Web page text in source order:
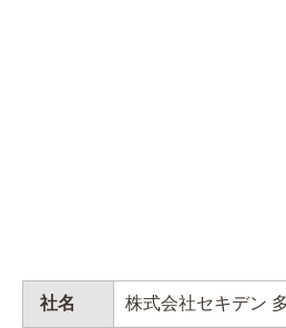
社名 株式会社セキデン